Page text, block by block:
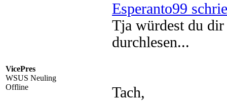
VicePres
WSUS Neuling
Offline
Esperanto99
Tja würdest du dir
durchlesen...
Tach,